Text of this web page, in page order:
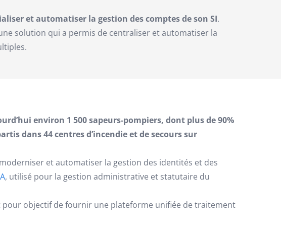
et automatiser la gestion des comptes de son SI.
solution qui a permis de centraliser et automatiser la
environ 1 500 sapeurs-pompiers, dont plus de 90%
dans 44 centres d’incendie et de secours sur
et automatiser la gestion des identités et des
, utilisé pour la gestion administrative et statutaire du
pour objectif de fournir une plateforme unifiée de traitement